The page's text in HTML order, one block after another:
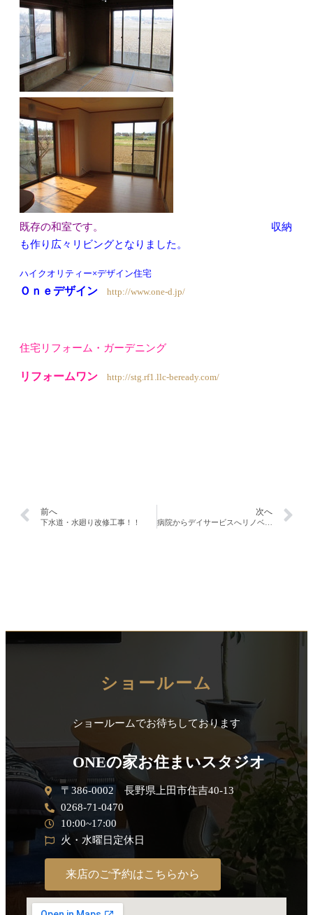
既存の和室です。
収納
も作り広々リビングとなりました。
ハイクオリティー×デザイン住宅
Ｏｎｅデザイン http://www.one-d.jp/
住宅リフォーム・ガーデニング
リフォームワン http://stg.rf1.llc-beready.com/
前へ
下水道・水廻り改修工事！！
次へ
病院からデイサービスへリノベーションリフォーム工事！！
ショールーム
ショールームでお待ちしております
ONEの家お住まいスタジオ
〒386-0002 長野県上田市住吉40-13
0268-71-0470
10:00~17:00
火・水曜日定休日
来店のご予約はこちらから